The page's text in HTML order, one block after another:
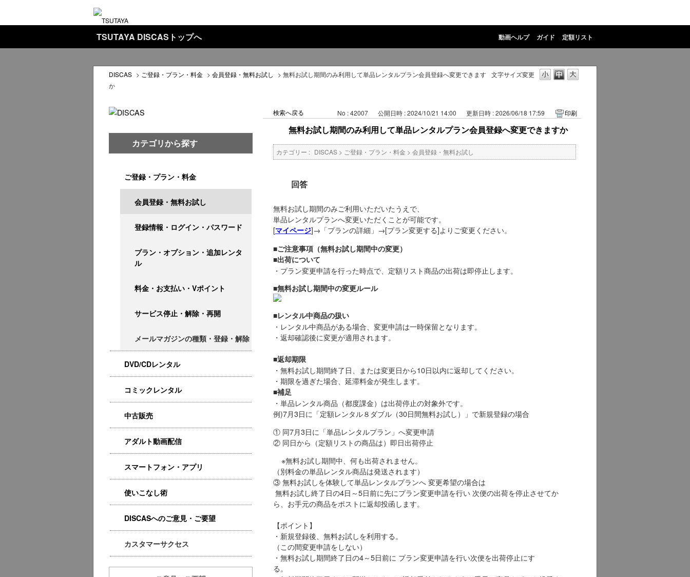
TSUTAYA DISCASトップへ 動画ヘルプ ガイド 定額リスト
文字サイズ変更
DISCAS > ご登録・プラン・料金 > 会員登録・無料お試し > 無料お試し期間のみ利用して単品レンタルプラン会員登録へ変更できます
か
カテゴリから探す
ご登録・プラン・料金
会員登録・無料お試し
登録情報・ログイン・パスワード
プラン・オプション・追加レンタ
ル
料金・お支払い・Vポイント
サービス停止・解除・再開
メールマガジンの種類・登録・解除
DVD/CDレンタル
コミックレンタル
中古販売
アダルト動画配信
スマートフォン・アプリ
使いこなし術
DISCASへのご意見・ご要望
カスタマーサクセス
検索へ戻る No : 42007 公開日時 : 2024/10/21 14:00 更新日時 : 2026/06/18 17:59 印刷
無料お試し期間のみ利用して単品レンタルプラン会員登録へ変更できますか
カテゴリー : DISCAS > ご登録・プラン・料金 > 会員登録・無料お試し
回答
無料お試し期間のみご利用いただいたうえで、
単品レンタルプランへ変更いただくことが可能です。
[マイページ]→「プランの詳細」→[プラン変更する]よりご変更ください。
■ご注意事項（無料お試し期間中の変更）
■出荷について
・プラン変更申請を行った時点で、定額リスト商品の出荷は即停止します。
■無料お試し期間中の変更ルール
■レンタル中商品の扱い
・レンタル中商品がある場合、変更申請は一時保留となります。
・返却確認後に変更が適用されます。
■返却期限
・無料お試し期間終了日、または変更日から10日以内に返却してください。
・期限を過ぎた場合、延滞料金が発生します。
■補足
・単品レンタル商品（都度課金）は出荷停止の対象外です。
例)7月3日に「定額レンタル８ダブル（30日間無料お試し）」で新規登録の場合
① 同7月3日に「単品レンタルプラン」へ変更申請
② 同日から（定額リストの商品は）即日出荷停止
※無料お試し期間中、何も出荷されません。
（別料金の単品レンタル商品は発送されます）
③ 無料お試しを体験して単品レンタルプランへ 変更希望の場合は
無料お試し終了日の4日～5日前に先にプラン変更申請を行い 次便の出荷を停止させてか
ら、お手元の商品をポストに返却投函します。
【ポイント】
・新規登録後、無料お試しを利用する。
（この間変更申請をしない）
・無料お試し期間終了日の4～5日前に プラン変更申請を行い次便を出荷停止にす
る。